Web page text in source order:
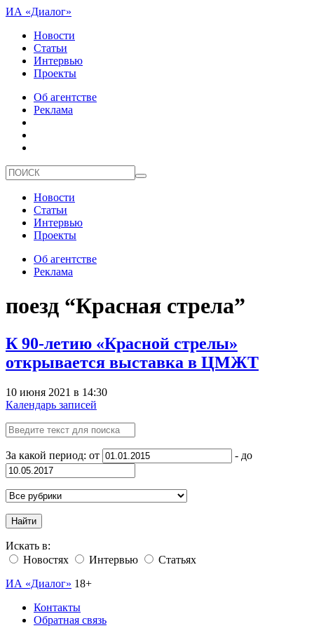
ИА «Диалог»
Новости
Статьи
Интервью
Проекты
Об агентстве
Реклама
Новости
Статьи
Интервью
Проекты
Об агентстве
Реклама
поезд “Красная стрела”
К 90-летию «Красной стрелы»
открывается выставка в ЦМЖТ
10 июня 2021 в 14:30
Календарь записей
За какой период: от - до
Найти
Искать в:
Новостях
Интервью
Статьях
ИА «Диалог» 18+
Контакты
Обратная связь